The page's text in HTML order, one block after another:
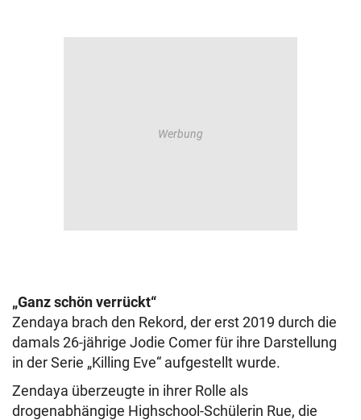
„Ganz schön verrückt“
Zendaya brach den Rekord, der erst 2019 durch die
damals 26-jährige Jodie Comer für ihre Darstellung
in der Serie „Killing Eve“ aufgestellt wurde.
Zendaya überzeugte in ihrer Rolle als
drogenabhängige Highschool-Schülerin Rue, die